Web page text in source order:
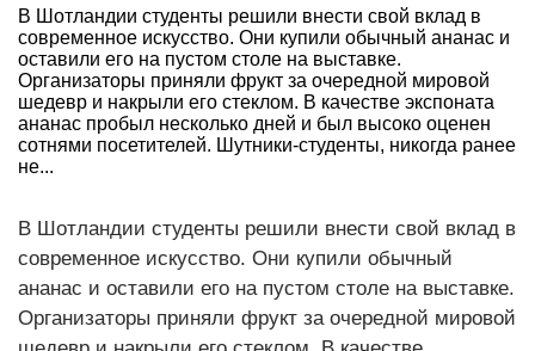
В Шотландии студенты решили внести свой вклад в
современное искусство. Они купили обычный ананас и
оставили его на пустом столе на выставке.
Организаторы приняли фрукт за очередной мировой
шедевр и накрыли его стеклом. В качестве экспоната
ананас пробыл несколько дней и был высоко оценен
сотнями посетителей. Шутники-студенты, никогда ранее
не...
В Шотландии студенты решили внести свой вклад в
современное искусство. Они купили обычный
ананас и оставили его на пустом столе на выставке.
Организаторы приняли фрукт за очередной мировой